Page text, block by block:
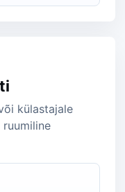
külastajale